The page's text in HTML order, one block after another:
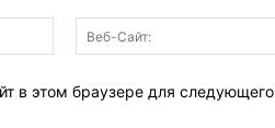
Электронная
почта:*
в этом браузере для следующего